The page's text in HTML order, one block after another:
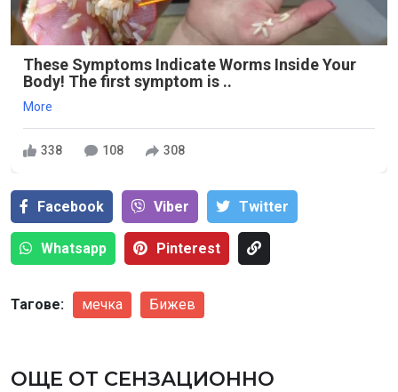
These Symptoms Indicate Worms Inside Your
Body! The first symptom is ..
More
338 108 308
Facebook Viber Тwitter
Whatsapp Pinterest
Тагове: мечка Бижев
ОЩЕ ОТ СЕНЗАЦИОННО